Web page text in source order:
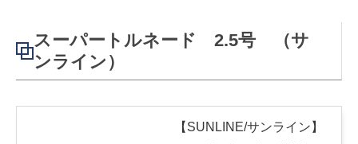
スーパートルネード 2.5号 （サ
ンライン）
【SUNLINE/サンライン】